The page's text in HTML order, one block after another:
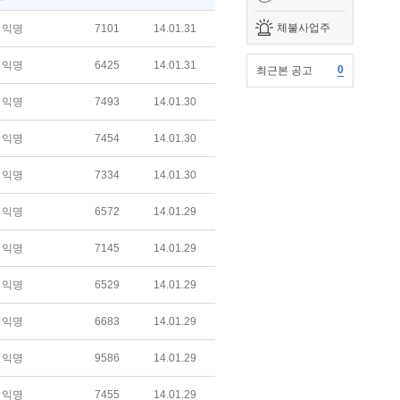
체불사업주
최근본 공고 0
익명 7101 14.01.31
익명 6425 14.01.31
익명 7493 14.01.30
익명 7454 14.01.30
익명 7334 14.01.30
익명 6572 14.01.29
익명 7145 14.01.29
익명 6529 14.01.29
익명 6683 14.01.29
익명 9586 14.01.29
익명 7455 14.01.29